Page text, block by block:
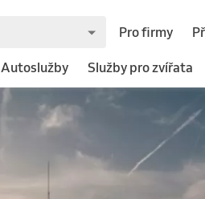
Pro firmy
Autoslužby Služby pro zvířata